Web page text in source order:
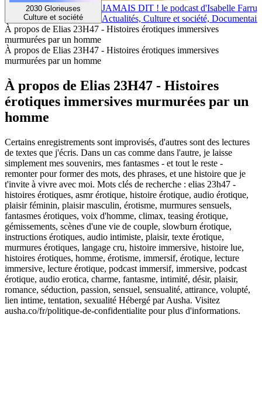
2030 Glorieuses
Culture et société
JAMAIS DIT ! le podcast d'Isabelle
Actualités, Culture et société,
À propos de Elias 23H47 - Histoires érotiques immersives
murmurées par un homme
À propos de Elias 23H47 - Histoires érotiques immersives
murmurées par un homme
À propos de Elias 23H47 - Histoires
érotiques immersives murmurées par un
homme
Certains enregistrements sont improvisés, d'autres sont des lectures
de textes que j'écris. Dans un cas comme dans l'autre, je laisse
simplement mes souvenirs, mes fantasmes - et tout le reste -
remonter pour former des mots, des phrases, et une histoire que je
t'invite à vivre avec moi. Mots clés de recherche : elias 23h47 -
histoires érotiques, asmr érotique, histoire érotique, audio érotique,
plaisir féminin, plaisir masculin, érotisme, murmures sensuels,
fantasmes érotiques, voix d'homme, climax, teasing érotique,
gémissements, scènes d'une vie de couple, slowburn érotique,
instructions érotiques, audio intimiste, plaisir, texte érotique,
murmures érotiques, langage cru, histoire immersive, histoire lue,
histoires érotiques, homme, érotisme, immersif, érotique, lecture
immersive, lecture érotique, podcast immersif, immersive, podcast
érotique, audio erotica, charme, fantasme, intimité, désir, plaisir,
romance, séduction, passion, sensuel, sensualité, attirance, volupté,
lien intime, tentation, sexualité Hébergé par Ausha. Visitez
ausha.co/fr/politique-de-confidentialite pour plus d'informations.